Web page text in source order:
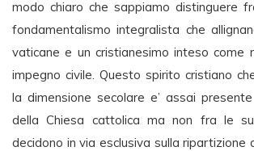
modo chiaro che sappiamo distinguere
fondamentalismo integralista che
vaticane e un cristianesimo inteso come
impegno civile. Questo spirito cristiano
la dimensione secolare e’ assai presente
della Chiesa cattolica ma non fra le
decidono in via esclusiva sulla ripartizione